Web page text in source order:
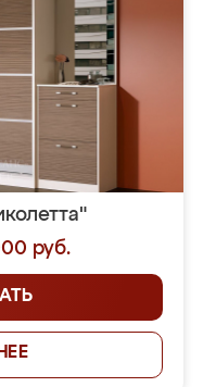
руб.